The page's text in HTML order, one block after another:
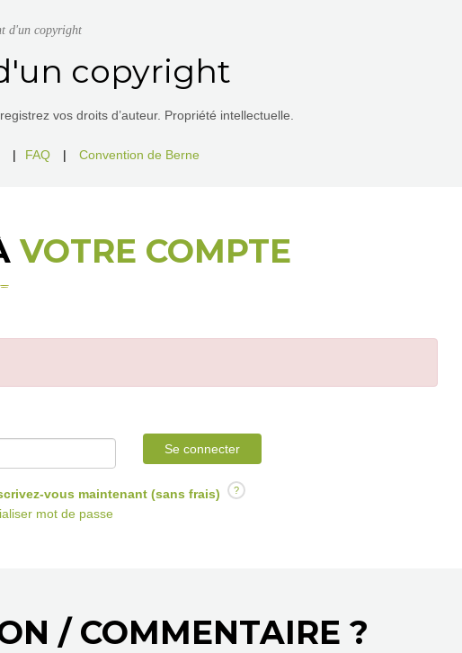
d'un copyright
copyright
vos droits d’auteur. Propriété intellectuelle.
| FAQ | Convention de Berne
VOTRE COMPTE
Se connecter
vous maintenant (sans frais) ?
mot de passe
/ COMMENTAIRE ?